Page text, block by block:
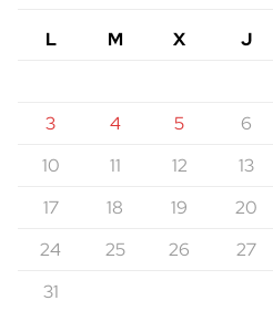
L
M X J
3
4 5 6
10
11 12 13
17
18 19 20
24
25 26 27
31